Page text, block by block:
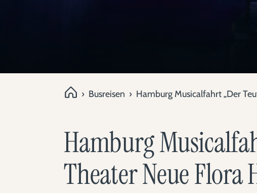
› Busreisen › Hamburg Musicalfahrt „Der
Hamburg
Theater Neue Flora